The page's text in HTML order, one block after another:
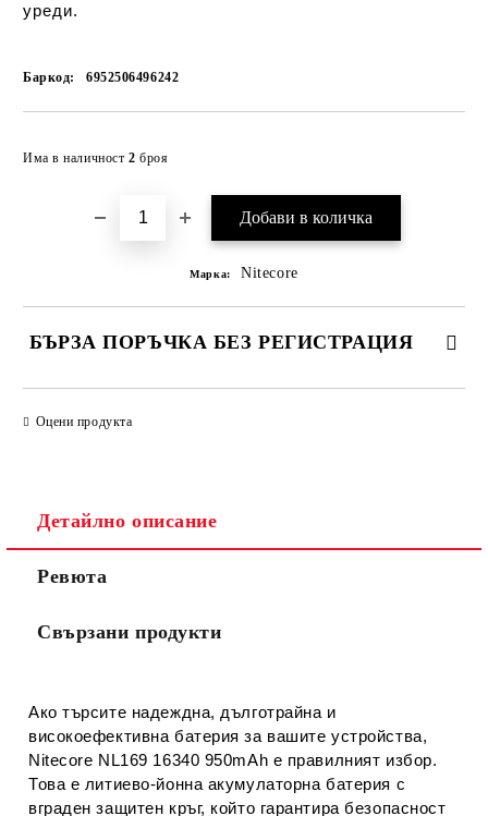
уреди.
Баркод: 6952506496242
Има в наличност 2 броя
Марка: Nitecore
БЪРЗА ПОРЪЧКА БЕЗ РЕГИСТРАЦИЯ
Съгласен съм с
Ние ще се свържем с вас в рамките на работния ден.
Оцени продукта
Детайлно описание
Ревюта
Свързани продукти
Ако търсите надеждна, дълготрайна и
високоефективна батерия за вашите устройства,
Nitecore NL169 16340 950mAh е правилният избор.
Това е литиево-йонна акумулаторна батерия с
вграден защитен кръг, който гарантира безопасност